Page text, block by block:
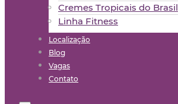
Cremes Tropicais do Brasil
Linha Fitness
Localização
Blog
Vagas
Contato